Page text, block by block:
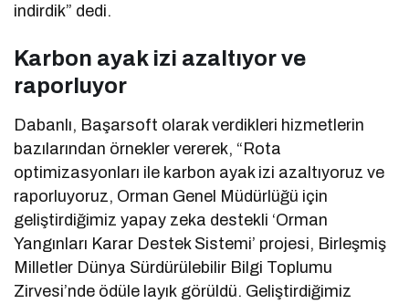
indirdik” dedi.
Karbon ayak izi azaltıyor ve
raporluyor
Dabanlı, Başarsoft olarak verdikleri hizmetlerin
bazılarından örnekler vererek, “Rota
optimizasyonları ile karbon ayak izi azaltıyoruz ve
raporluyoruz, Orman Genel Müdürlüğü için
geliştirdiğimiz yapay zeka destekli ‘Orman
Yangınları Karar Destek Sistemi’ projesi, Birleşmiş
Milletler Dünya Sürdürülebilir Bilgi Toplumu
Zirvesi’nde ödüle layık görüldü. Geliştirdiğimiz